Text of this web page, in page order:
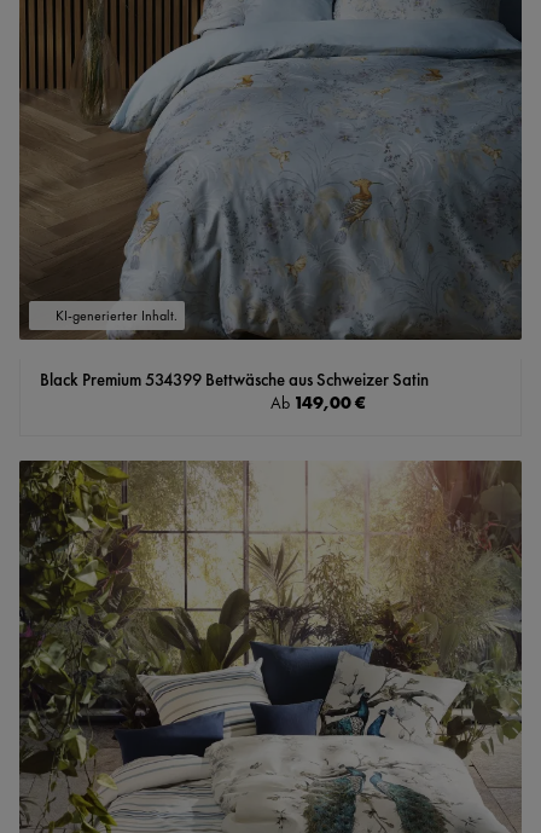
KI-generierter Inhalt.
Black Premium 534399 Bettwäsche aus Schweizer Satin
Regulärer Preis:
Ab 149,00 €